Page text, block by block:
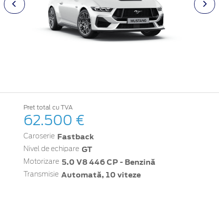
Pret total cu TVA
62.500 €
Caroserie Fastback
Nivel de echipare GT
Motorizare 5.0 V8 446 CP - Benzină
Transmisie Automată, 10 viteze